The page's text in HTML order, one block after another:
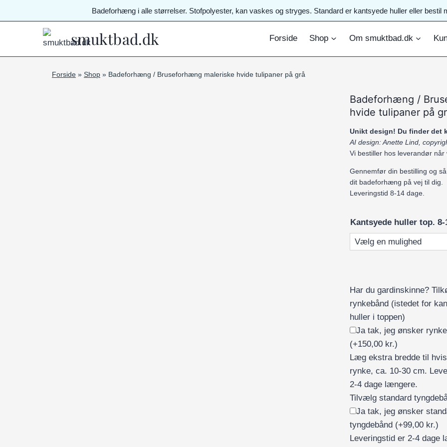
til
Badeforhæng i alle størrelser. Stofpolyester, kan vaskes og stryges. Standard er kantsyede huller eller bestil
smuktbad.dk Forside Shop Om smuktbad.dk
Forside » Shop » Badeforhæng / Bruseforhæng maleriske hvide tulipaner på grå
Badeforhæng /
hvide tulipaner på
Unikt design! Du finder det
AI design: Anette Lind,
Vi bestiller hos leverandør når
Gennemfør din bestilling og
dit badeforhæng på vej til dig.
Leveringstid 8-14 dage.
Kantsyede huller top.
Har du gardinskinne?
rynkebånd (istedet for
huller i toppen)
Ja tak, jeg ønsker
(+150,00 kr.)
Læg ekstra bredde til
rynke, ca. 10-30 cm.
2-4 dage længere.
Tilvælg standard
Ja tak, jeg ønsker
tyngdebånd (+99,00 kr.)
Leveringstid er 2-4 dage